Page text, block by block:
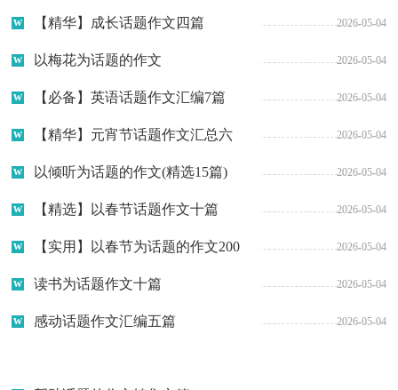
【精华】成长话题作文四篇 2026-05-04
以梅花为话题的作文 2026-05-04
【必备】英语话题作文汇编7篇 2026-05-04
【精华】元宵节话题作文汇总六
篇
2026-05-04
以倾听为话题的作文(精选15篇) 2026-05-04
【精选】以春节话题作文十篇 2026-05-04
【实用】以春节为话题的作文200
字合集5篇
2026-05-04
读书为话题作文十篇 2026-05-04
感动话题作文汇编五篇 2026-05-04